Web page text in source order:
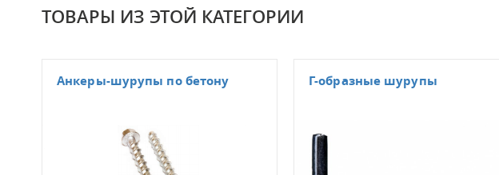
ТОВАРЫ ИЗ ЭТОЙ КАТЕГОРИИ
Анкеры-шурупы по бетону Г-образные шурупы